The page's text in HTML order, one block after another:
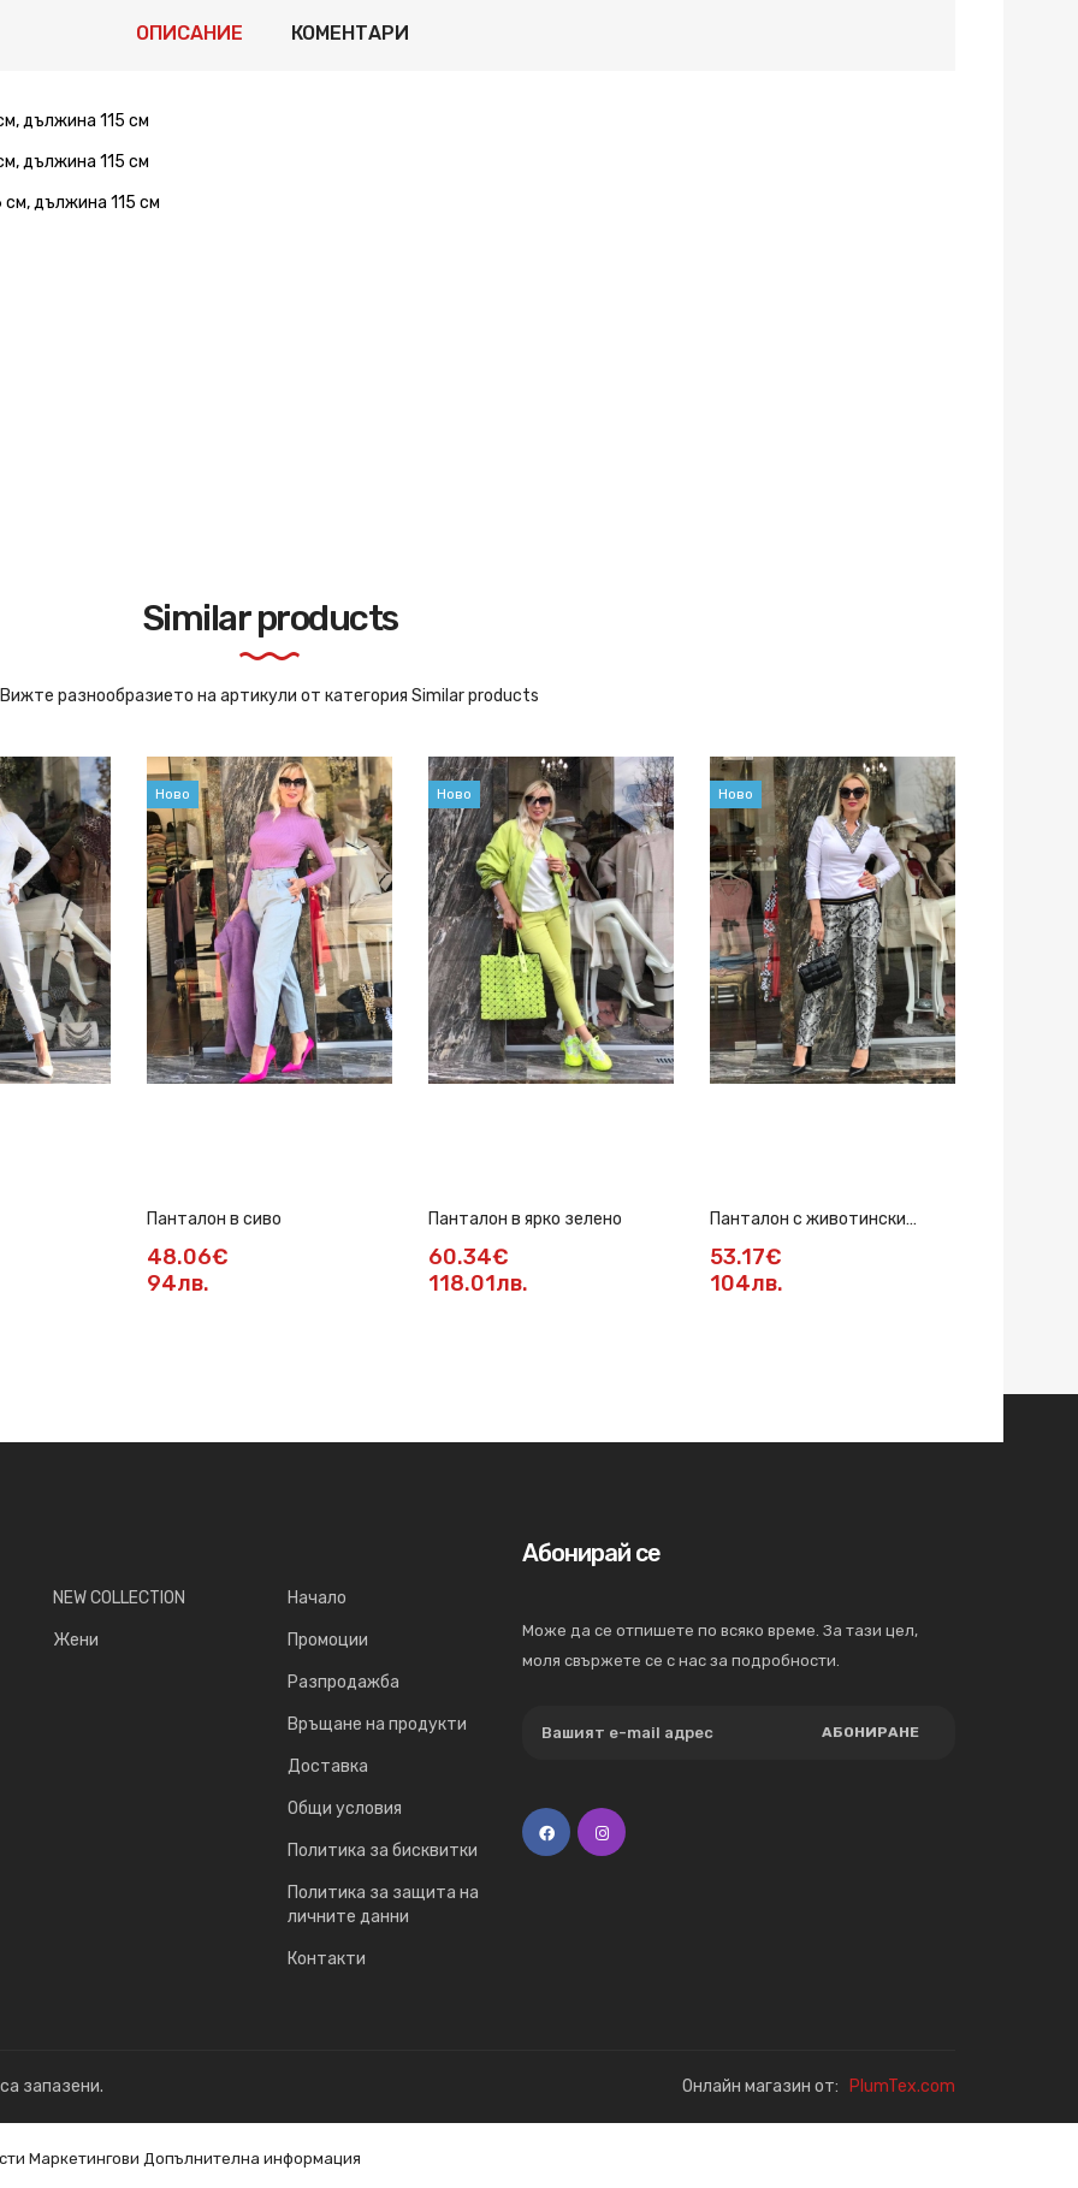
ОПИСАНИЕ КОМЕНТАРИ
дължина 115 см
дължина 115 см
дължина 115 см
Similar products
Вижте разнообразието на артикули от категория Similar products
Ново
Панталон в сиво
48.06€
94лв.
Ново
Панталон в ярко зелено
60.34€
118.01лв.
Ново
Панталон с животински
принт
53.17€
104лв.
NEW COLLECTION
Жени
Начало
Промоции
Разпродажба
Връщане на продукти
Доставка
Общи условия
Политика за бисквитки
Политика за защита на
личните данни
Контакти
Абонирай се
Може да се отпишете по всяко време. За тази цел,
моля свържете се с нас за подробности.
АБОНИРАНЕ
запазени. Онлайн магазин от: PlumTex.com
Маркетингови Допълнителна информация